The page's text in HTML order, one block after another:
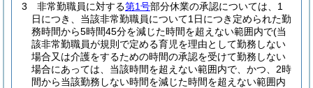
3
非常勤職員に対する第1号部分休業の承認については、1
日につき、当該非常勤職員について1日につき定められた勤
務時間から5時間45分を減じた時間を超えない範囲内で(当
該非常勤職員が規則で定める育児を理由として勤務しない
場合又は介護をするための時間の承認を受けて勤務しない
場合にあっては、当該時間を超えない範囲内で、かつ、2時
間から当該勤務しない時間を減じた時間を超えない範囲内